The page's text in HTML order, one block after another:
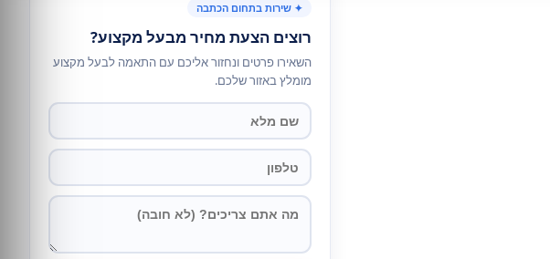
✦ שירות בתחום הכתבה
רוצים הצעת מחיר מבעל מקצוע?
השאירו פרטים ונחזור אליכם עם התאמה לבעל מקצוע
מומלץ באזור שלכם.